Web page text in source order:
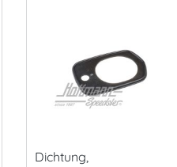
Dichtung,